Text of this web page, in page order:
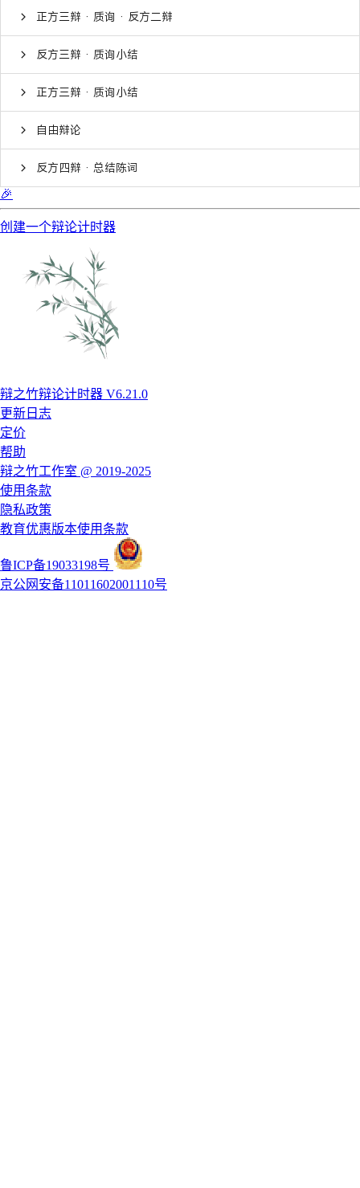
正方三辩 · 质询 · 反方二辩
反方三辩 · 质询小结
正方三辩 · 质询小结
自由辩论
反方四辩 · 总结陈词
🎉
创建一个辩论计时器
辩之竹辩论计时器 V6.21.0
更新日志
定价
帮助
辩之竹工作室 @ 2019-2025
使用条款
隐私政策
教育优惠版本使用条款
鲁ICP备19033198号
京公网安备11011602001110号